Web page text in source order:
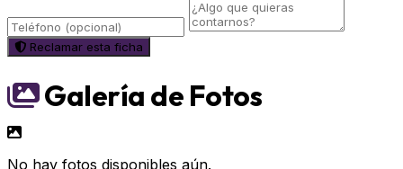
Reclamar esta ficha
Galería de Fotos
No hay fotos disponibles aún.